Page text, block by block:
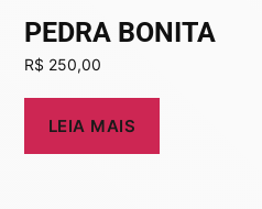
PEDRA BONITA
R$ 250,00
LEIA MAIS